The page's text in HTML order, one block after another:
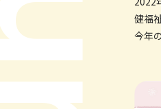
健福
今年